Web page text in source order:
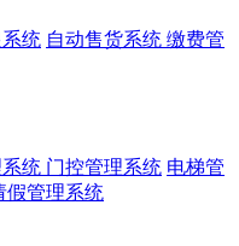
统 自动售货系统 缴费管
统 门控管理系统 电梯管
假管理系统